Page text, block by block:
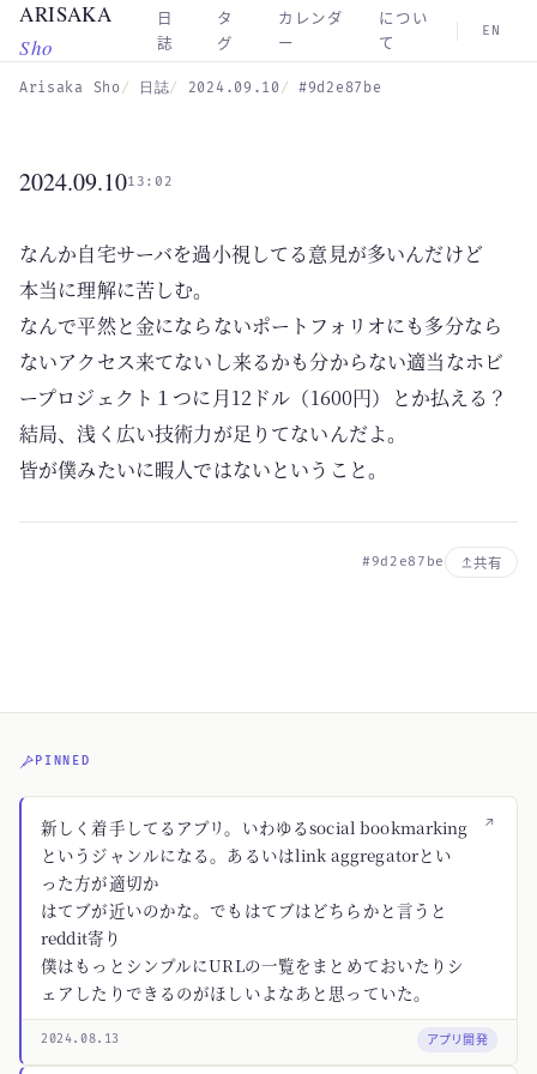
Skip to main content
ARISAKA
Sho
日
誌
タ
グ
カレンダ
ー
につい
て
EN
Arisaka Sho 日誌 2024.09.10 #9d2e87be
2024.09.1013:02
なんか自宅サーバを過小視してる意見が多いんだけど
本当に理解に苦しむ。
なんで平然と金にならないポートフォリオにも多分なら
ないアクセス来てないし来るかも分からない適当なホビ
ープロジェクト１つに月12ドル（1600円）とか払える？
結局、浅く広い技術力が足りてないんだよ。
皆が僕みたいに暇人ではないということ。
#9d2e87be 共有
PINNED
↗
新しく着手してるアプリ。いわゆるsocial bookmarking
というジャンルになる。あるいはlink aggregatorとい
った方が適切か
はてブが近いのかな。でもはてブはどちらかと言うと
reddit寄り
僕はもっとシンプルにURLの一覧をまとめておいたりシ
ェアしたりできるのがほしいよなあと思っていた。
2024.08.13 アプリ開発